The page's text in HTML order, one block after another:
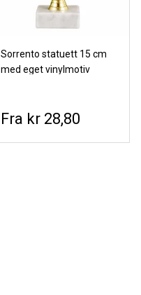
Sorrento statuett 15 cm
med eget vinylmotiv
kr 28,80